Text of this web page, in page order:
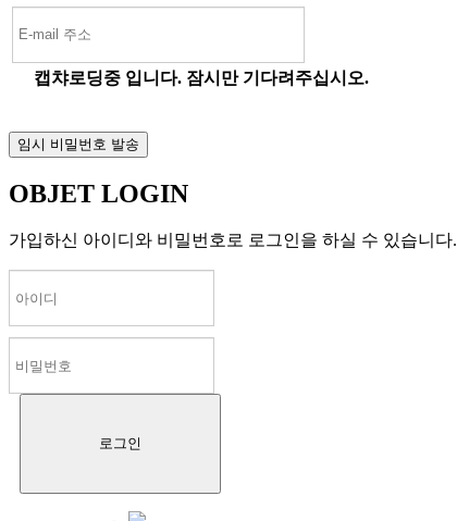
캡챠로딩중 입니다. 잠시만 기다려주십시오.
OBJET LOGIN
가입하신 아이디와 비밀번호로 로그인을 하실 수 있습니다.